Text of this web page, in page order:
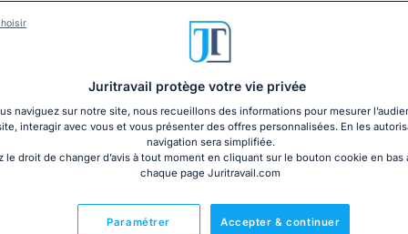
BILLARD
par conviction, Me BILLARD est depuis plus de 25
à un moment de leur vie, se... Lire la suite
Juritravail protège votre vie privée
naviguez sur notre site, nous recueillons des informations pour mesurer
interagir avec vous et vous présenter des offres personnalisées. En les
navigation sera simplifiée.
le droit de changer d’avis à tout moment en cliquant sur le bouton cookie en bas
chaque page Juritravail.com
Accepter & continuer
Paramétrer